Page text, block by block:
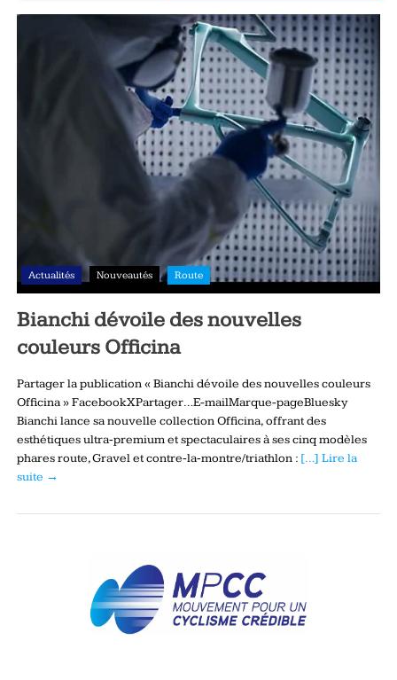
Actualités Nouveautés Route
Bianchi dévoile des nouvelles
couleurs Officina
Partager la publication « Bianchi dévoile des nouvelles couleurs
Officina » FacebookXPartager…E-mailMarque-pageBluesky
Bianchi lance sa nouvelle collection Officina, offrant des
esthétiques ultra‑premium et spectaculaires à ses cinq modèles
phares route, Gravel et contre‑la‑montre/triathlon : […] Lire la
suite →